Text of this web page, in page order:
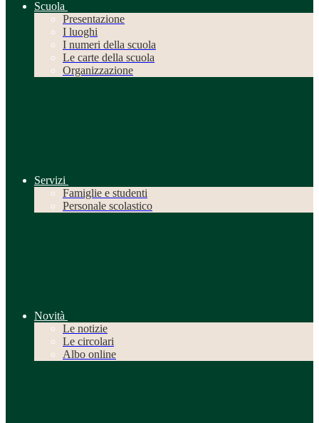
Scuola
Presentazione
I luoghi
I numeri della scuola
Le carte della scuola
Organizzazione
Servizi
Famiglie e studenti
Personale scolastico
Novità
Le notizie
Le circolari
Albo online